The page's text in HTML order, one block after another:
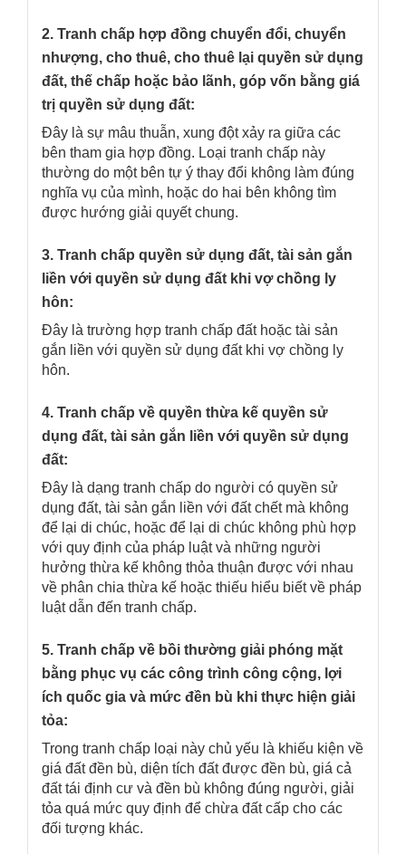
2. Tranh chấp hợp đồng chuyển đổi, chuyển
nhượng, cho thuê, cho thuê lại quyền sử dụng
đất, thế chấp hoặc bảo lãnh, góp vốn bằng giá
trị quyền sử dụng đất:
Đây là sự mâu thuẫn, xung đột xảy ra giữa các
bên tham gia hợp đồng. Loại tranh chấp này
thường do một bên tự ý thay đổi không làm đúng
nghĩa vụ của mình, hoặc do hai bên không tìm
được hướng giải quyết chung.
3. Tranh chấp quyền sử dụng đất, tài sản gắn
liền với quyền sử dụng đất khi vợ chồng ly
hôn:
Đây là trường hợp tranh chấp đất hoặc tài sản
gắn liền với quyền sử dụng đất khi vợ chồng ly
hôn.
4. Tranh chấp về quyền thừa kế quyền sử
dụng đất, tài sản gắn liền với quyền sử dụng
đất:
Đây là dạng tranh chấp do người có quyền sử
dụng đất, tài sản gắn liền với đất chết mà không
để lại di chúc, hoặc để lại di chúc không phù hợp
với quy định của pháp luật và những người
hưởng thừa kế không thỏa thuận được với nhau
về phân chia thừa kế hoặc thiếu hiểu biết về pháp
luật dẫn đến tranh chấp.
5. Tranh chấp về bồi thường giải phóng mặt
bằng phục vụ các công trình công cộng, lợi
ích quốc gia và mức đền bù khi thực hiện giải
tỏa:
Trong tranh chấp loại này chủ yếu là khiếu kiện về
giá đất đền bù, diện tích đất được đền bù, giá cả
đất tái định cư và đền bù không đúng người, giải
tỏa quá mức quy định để chừa đất cấp cho các
đối tượng khác.